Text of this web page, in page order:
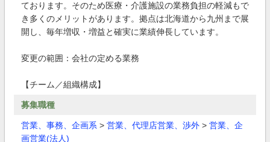
ております。そのため医療・介護施設の業務負担の軽減もで
き多くのメリットがあります。拠点は北海道から九州まで展
開し、毎年増収・増益と確実に業績伸長しています。
変更の範囲：会社の定める業務
【チーム／組織構成】
募集職種
営業、事務、企画系 > 営業、代理店営業、渉外 > 営業、企
画営業(法人)